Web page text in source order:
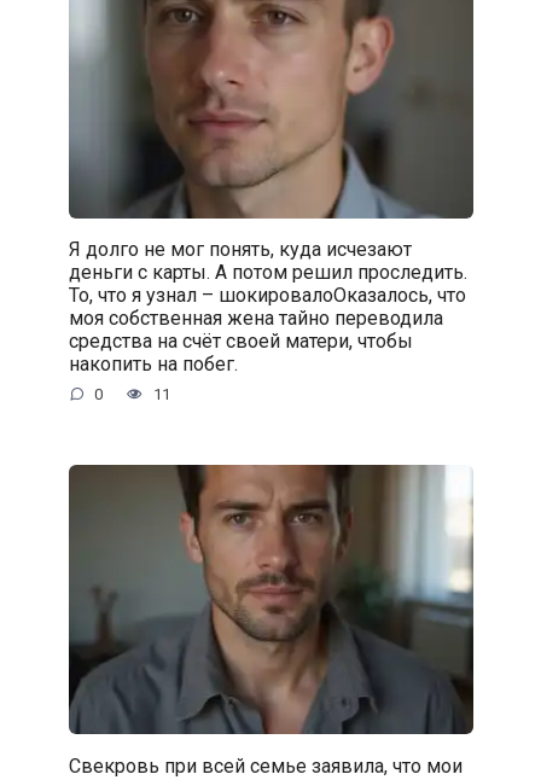
Я долго не мог понять, куда исчезают
деньги с карты. А потом решил проследить.
То, что я узнал – шокировалоОказалось, что
моя собственная жена тайно переводила
средства на счёт своей матери, чтобы
накопить на побег.
0 11
Свекровь при всей семье заявила, что мои